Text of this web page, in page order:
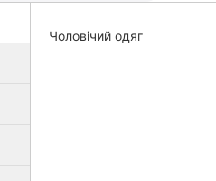
Чоловічий одяг